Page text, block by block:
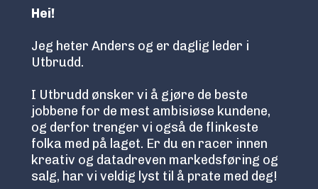
Hei!
Jeg heter Anders og er daglig leder i
Utbrudd.
I Utbrudd ønsker vi å gjøre de beste
jobbene for de mest ambisiøse kundene,
og derfor trenger vi også de flinkeste
folka med på laget. Er du en racer innen
kreativ og datadreven markedsføring og
salg, har vi veldig lyst til å prate med deg!